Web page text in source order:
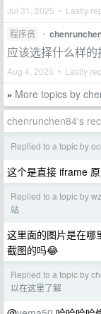
Jul 31, 2025 • Lastly
程序员 •
应该选择什么样的
Aug 4, 2025 • Lastly
» More topics by
chenrunchen84's
Replied to a topic by
这个是直接 iframe
Replied to a topic by
站
这里面的图片是在哪
截图的吗😂
Replied to a topic by
以在这里了解